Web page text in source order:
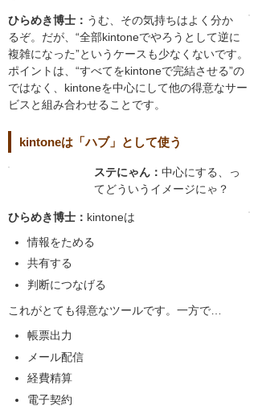
ひらめき博士： うむ、その気持ちはよく分か
るぞ。だが、“全部kintoneでやろうとして逆に
複雑になった”というケースも少なくないです。
ポイントは、“すべてをkintoneで完結させる”の
ではなく、kintoneを中心にして他の得意なサー
ビスと組み合わせることです。
kintoneは「ハブ」として使う
ステにゃん： 中心にする、っ
てどういうイメージにゃ？
ひらめき博士： kintoneは
情報をためる
共有する
判断につなげる
これがとても得意なツールです。一方で…
帳票出力
メール配信
経費精算
電子契約